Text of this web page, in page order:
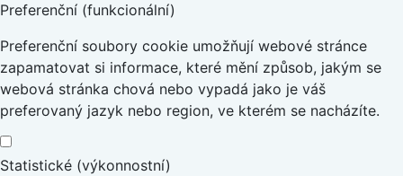
Preferenční (funkcionální)
Preferenční soubory cookie umožňují webové stránce
zapamatovat si informace, které mění způsob, jakým se
webová stránka chová nebo vypadá jako je váš
preferovaný jazyk nebo region, ve kterém se nacházíte.
Statistické (výkonnostní)